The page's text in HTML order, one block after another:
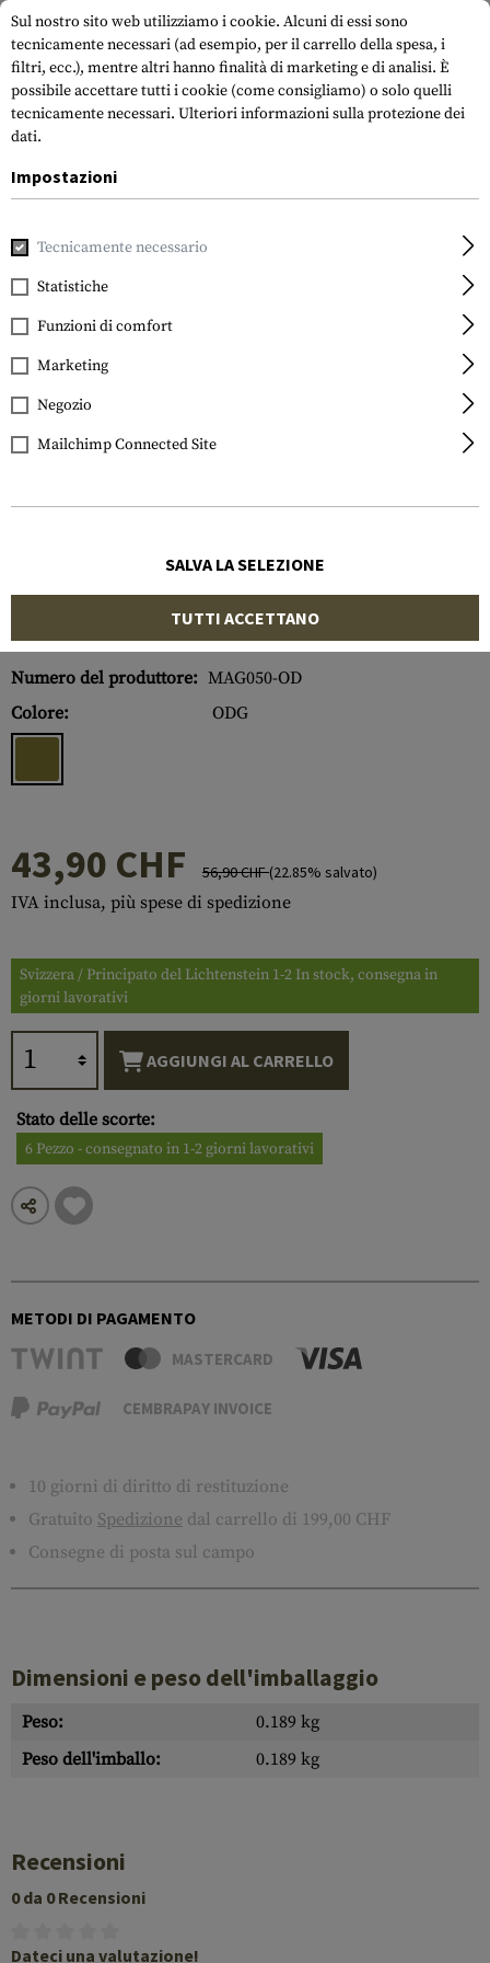
Magpul
MIAD Grip
Numero di articolo:
10293522500
Numero del produttore: MAG050-OD
Colore:
ODG
43,90 CHF 56,90 CHF(22.85% salvato)
IVA inclusa, più spese di spedizione
Svizzera / Principato del Lichtenstein 1-2 In stock, consegna in
giorni lavorativi
AGGIUNGI AL CARRELLO
Stato delle scorte:
6 Pezzo - consegnato in 1-2 giorni lavorativi
METODI DI PAGAMENTO
MASTERCARD
CEMBRAPAY INVOICE
10 giorni di diritto di restituzione
Gratuito Spedizione dal carrello di 199,00 CHF
Consegne di posta sul campo
Dimensioni e peso dell'imballaggio
Peso:
0.189 kg
Peso dell'imballo:
0.189 kg
Recensioni
0 da 0 Recensioni
Dateci una valutazione!
Sul nostro sito web utilizziamo i cookie. Alcuni di essi sono
tecnicamente necessari (ad esempio, per il carrello della spesa, i
filtri, ecc.), mentre altri hanno finalità di marketing e di analisi. È
possibile accettare tutti i cookie (come consigliamo) o solo quelli
tecnicamente necessari. Ulteriori informazioni sulla protezione dei
dati.
Impostazioni
Tecnicamente necessario
Statistiche
Funzioni di comfort
Marketing
Negozio
Mailchimp Connected Site
SALVA LA SELEZIONE
TUTTI ACCETTANO